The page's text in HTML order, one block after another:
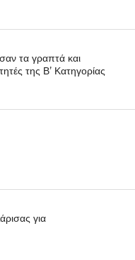
τα γραπτά και
της Β’ Κατηγορίας
για